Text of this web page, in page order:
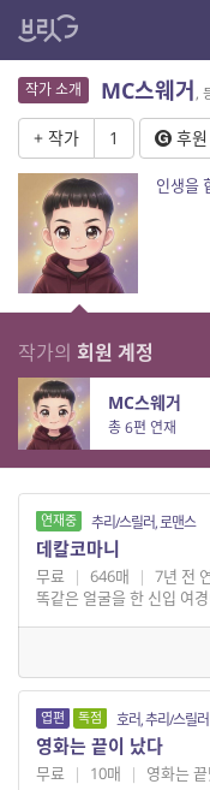
작가 소개 MC스웨거,
+ 작가 1 후원
인생을
작가의 회원 계정
MC스웨거
총 6편 연재
연재중 추리/스릴러, 로맨스
데칼코마니
무료 | 646매 | 7년 전
똑같은 얼굴을 한 신입 여
엽편 독점 호러, 추리/스릴러
영화는 끝이 났다
무료 | 10매 | 영화는